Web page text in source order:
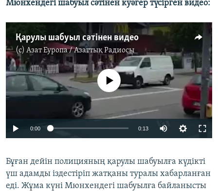
Мюнхендегі шабуыл сәтінен куәгер түсірген видео:
Қарулы шабуыл сәтінен видео
(c) Азат Еуропа / Азаттық Радиосы
No media source currently available
0:00 0:13
Бұған дейін полицияның қарулы шабуылға күдікті
үш адамды іздестіріп жатқаны туралы хабарланған
еді. Жұма күні Мюнхендегі шабуылға байланысты